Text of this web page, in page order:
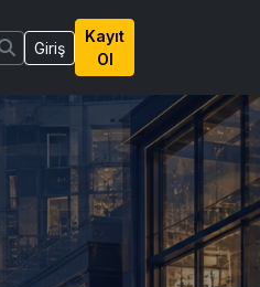
Giriş
Kayıt
Ol